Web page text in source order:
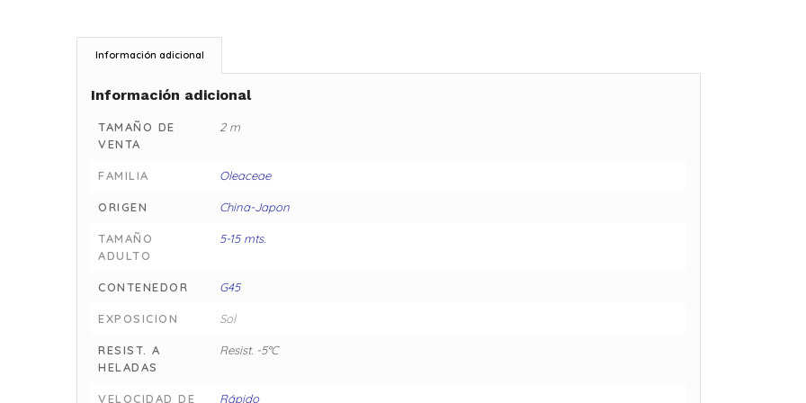
Información adicional
Información adicional
TAMAÑO DE
VENTA
2 m
FAMILIA Oleaceae
ORIGEN China-Japon
TAMAÑO
ADULTO
5-15 mts.
CONTENEDOR G45
EXPOSICION Sol
RESIST. A
HELADAS
Resist. -5°C
VELOCIDAD DE Rápido